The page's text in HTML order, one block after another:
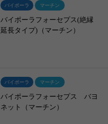
バイポーラ マーチン
バイポーラフォーセプス(絶縁
延長タイプ)（マーチン）
バイポーラ マーチン
バイポーラフォーセプス バヨ
ネット（マーチン）